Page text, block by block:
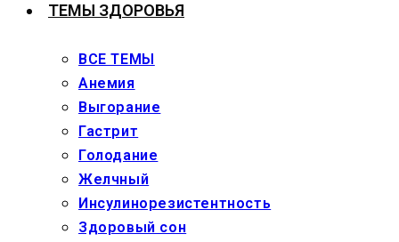
ТЕМЫ ЗДОРОВЬЯ
ВСЕ ТЕМЫ
Анемия
Выгорание
Гастрит
Голодание
Желчный
Инсулинорезистентность
Здоровый сон